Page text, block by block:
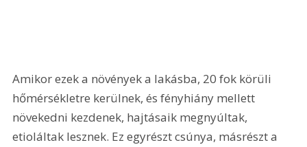
Amikor ezek a növények a lakásba, 20 fok körüli
hőmérsékletre kerülnek, és fényhiány mellett
növekedni kezdenek, hajtásaik megnyúltak,
etioláltak lesznek. Ez egyrészt csúnya, másrészt a